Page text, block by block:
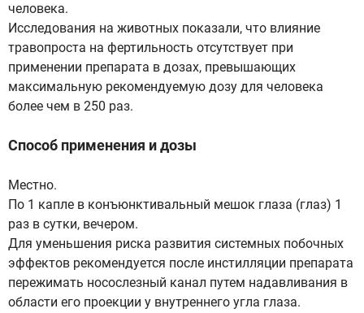
человека.
Исследования на животных показали, что влияние
травопроста на фертильность отсутствует при
применении препарата в дозах, превышающих
максимальную рекомендуемую дозу для человека
более чем в 250 раз.
Способ применения и дозы
Местно.
По 1 капле в конъюнктивальный мешок глаза (глаз) 1
раз в сутки, вечером.
Для уменьшения риска развития системных побочных
эффектов рекомендуется после инстилляции препарата
пережимать носослезный канал путем надавливания в
области его проекции у внутреннего угла глаза.